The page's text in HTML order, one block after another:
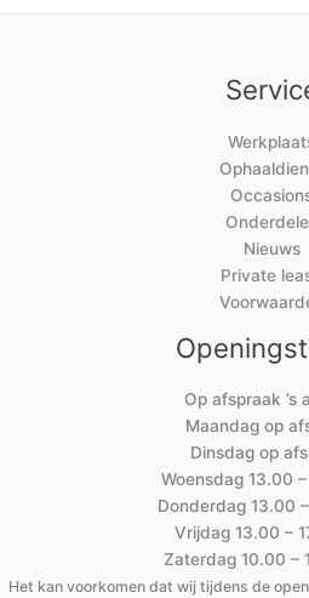
Nieuws
Private
Op afspraak ’s
Maandag op
Dinsdag op
Woensdag 13.00
Donderdag 13.00
Vrijdag 13.00 –
Zaterdag 10.00 –
Het kan voorkomen dat wij tijdens de